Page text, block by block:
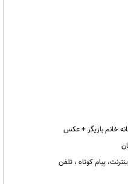
خانم بازیگر + عکس
پیام کوتاه ، تلفن